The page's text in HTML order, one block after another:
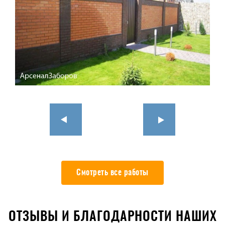
Смотреть все работы
ОТЗЫВЫ И БЛАГОДАРНОСТИ НАШИХ